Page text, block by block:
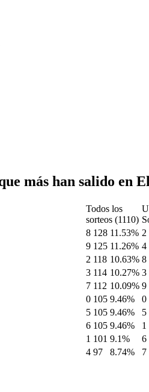
más han salido en
Todos los
sorteos (1110)
8 128 11.53% 2
9 125 11.26% 4
2 118 10.63% 8
3 114 10.27% 3
7 112 10.09% 9
0 105 9.46% 0
5 105 9.46% 5
6 105 9.46% 1
1 101 9.1% 6
4 97 8.74% 7